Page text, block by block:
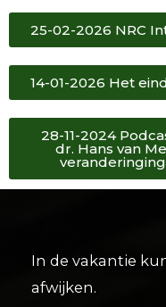
a25-02-2026 NRC
14-01-2026 Het
28-11-2024
dr. Hans van
In de vakantie
afwijken.